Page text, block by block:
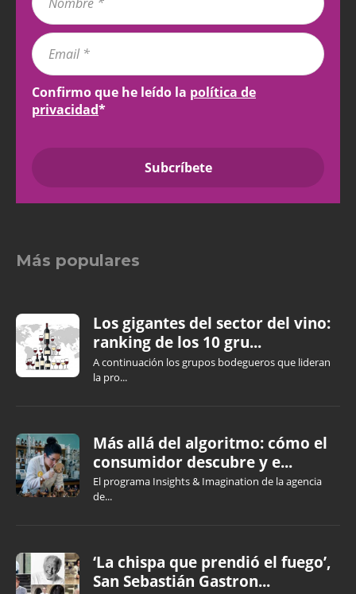
Confirmo que he leído la política de
privacidad*
Más populares
Los gigantes del sector del vino:
ranking de los 10 gru...
A continuación los grupos bodegueros que lideran
la pro...
Más allá del algoritmo: cómo el
consumidor descubre y e...
El programa Insights & Imagination de la agencia
de...
‘La chispa que prendió el fuego’,
San Sebastián Gastron...